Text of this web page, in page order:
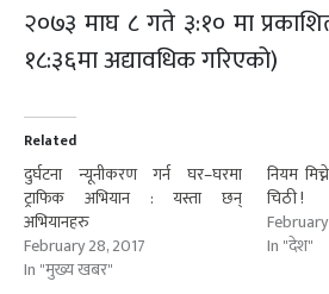
२०७३ माघ ८ गते ३:१० मा
१८:३६मा अद्यावधिक गरिएको)
Related
दुर्घटना न्यूनीकरण गर्न घर–घरमा
ट्राफिक अभियान : यस्ता छन्
अभियानहरु
February 28, 2017
In "मुख्य खबर"
नियम
चिठी !
In "देश"